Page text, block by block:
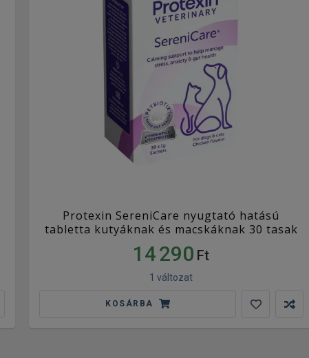
Protexin SereniCare nyugtató hatású
tabletta kutyáknak és macskáknak 30 tasak
14 290 Ft
1 változat
KOSÁRBA